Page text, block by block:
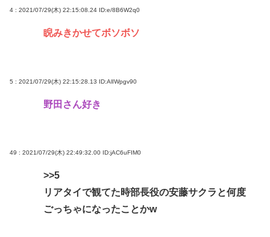
4 : 2021/07/29(木) 22:15:08.24 ID:e/8B6W2q0
睨みきかせてボソボソ
5 : 2021/07/29(木) 22:15:28.13 ID:AlIWpgv90
野田さん好き
49 : 2021/07/29(木) 22:49:32.00 ID:jAC6uFIM0
>>5
リアタイで観てた時部長役の安藤サクラと何度
ごっちゃになったことかw